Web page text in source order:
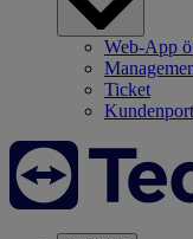
Web-App
Ticket